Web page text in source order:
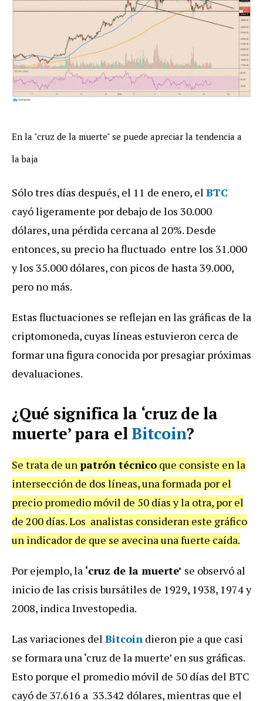
En la "cruz de la muerte" se puede apreciar la tendencia a
la baja
Sólo tres días después, el 11 de enero, el BTC
cayó ligeramente por debajo de los 30.000
dólares, una pérdida cercana al 20%. Desde
entonces, su precio ha fluctuado entre los 31.000
y los 35.000 dólares, con picos de hasta 39.000,
pero no más.
Estas fluctuaciones se reflejan en las gráficas de la
criptomoneda, cuyas líneas estuvieron cerca de
formar una figura conocida por presagiar próximas
devaluaciones.
¿Qué significa la ‘cruz de la
muerte’ para el Bitcoin?
Se trata de un patrón técnico que consiste en la
intersección de dos líneas, una formada por el
precio promedio móvil de 50 días y la otra, por el
de 200 días. Los analistas consideran este gráfico
un indicador de que se avecina una fuerte caída.
Por ejemplo, la ‘cruz de la muerte’ se observó al
inicio de las crisis bursátiles de 1929, 1938, 1974 y
2008, indica Investopedia.
Las variaciones del Bitcoin dieron pie a que casi
se formara una ‘cruz de la muerte’ en sus gráficas.
Esto porque el promedio móvil de 50 días del BTC
cayó de 37.616 a 33.342 dólares, mientras que el